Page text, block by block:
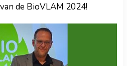
de BioVLAM 2024!